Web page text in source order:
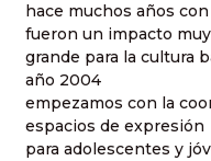
hace muchos años
fueron un impacto muy
grande para la cultura
año 2004
empezamos con la
espacios de expresión
para adolescentes y